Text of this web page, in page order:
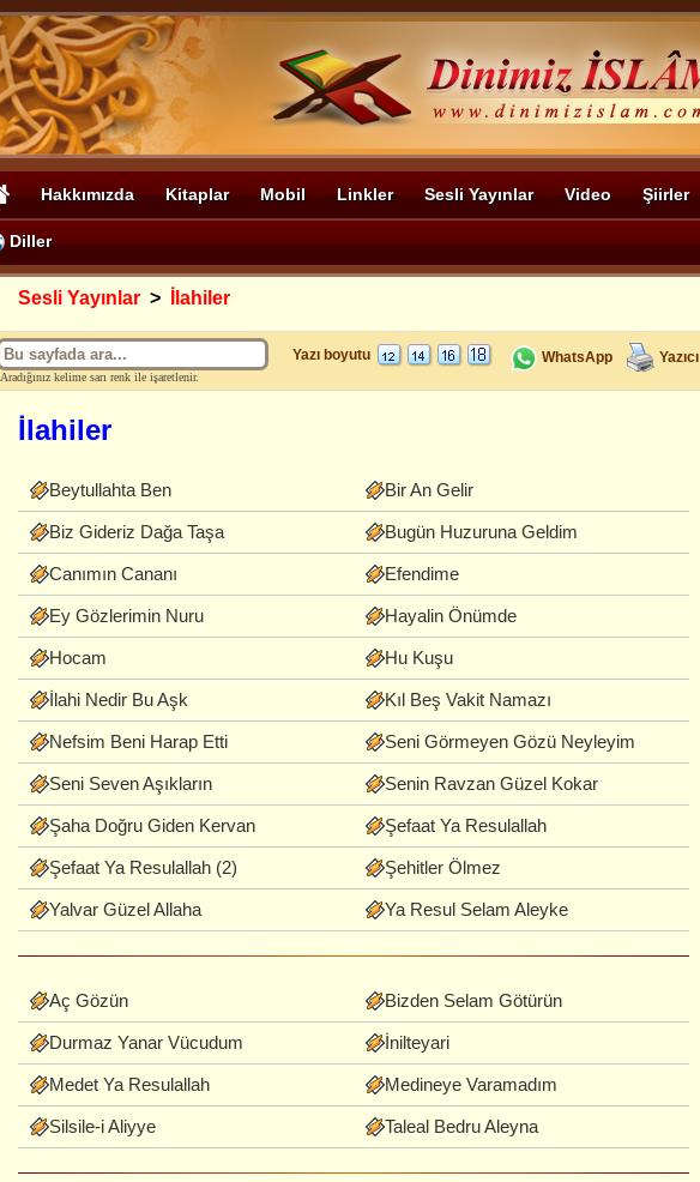
Hakkımızda Kitaplar Mobil Linkler Sesli Yayınlar Video Şiirler
Diller
Sesli Yayınlar > İlahiler
Aradığınız kelime sarı renk ile işaretlenir.
Yazı boyutu WhatsApp Yazıcı
İlahiler
Beytullahta Ben Bir An Gelir
Biz Gideriz Dağa Taşa Bugün Huzuruna Geldim
Canımın Cananı Efendime
Ey Gözlerimin Nuru Hayalin Önümde
Hocam Hu Kuşu
İlahi Nedir Bu Aşk Kıl Beş Vakit Namazı
Nefsim Beni Harap Etti Seni Görmeyen Gözü Neyleyim
Seni Seven Aşıkların Senin Ravzan Güzel Kokar
Şaha Doğru Giden Kervan Şefaat Ya Resulallah
Şefaat Ya Resulallah (2) Şehitler Ölmez
Yalvar Güzel Allaha Ya Resul Selam Aleyke
Aç Gözün Bizden Selam Götürün
Durmaz Yanar Vücudum İnilteyari
Medet Ya Resulallah Medineye Varamadım
Silsile-i Aliyye Taleal Bedru Aleyna